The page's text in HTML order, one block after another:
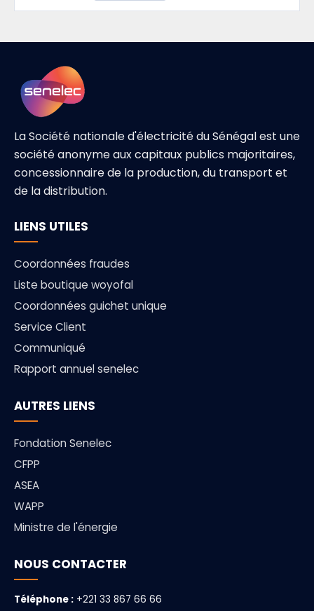
La Société nationale d'électricité du Sénégal est une
société anonyme aux capitaux publics majoritaires,
concessionnaire de la production, du transport et
de la distribution.
LIENS UTILES
Coordonnées fraudes
Liste boutique woyofal
Coordonnées guichet unique
Service Client
Communiqué
Rapport annuel senelec
AUTRES LIENS
Fondation Senelec
CFPP
ASEA
WAPP
Ministre de l'énergie
NOUS CONTACTER
Téléphone : +221 33 867 66 66